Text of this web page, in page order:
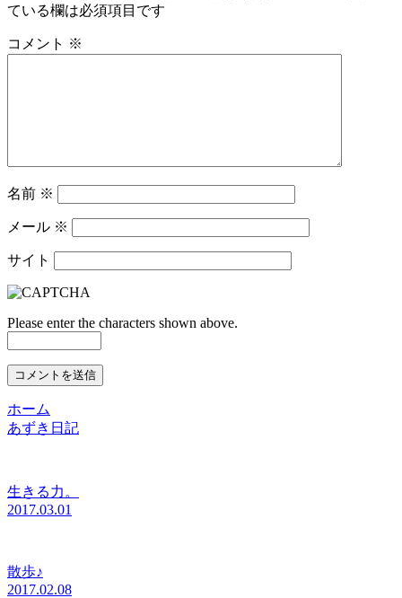
ている欄は必須項目です
コメント ※
名前 ※
メール ※
サイト
Please enter the characters shown above.
ホーム
あずき日記
生きる力。
2017.03.01
散歩♪
2017.02.08